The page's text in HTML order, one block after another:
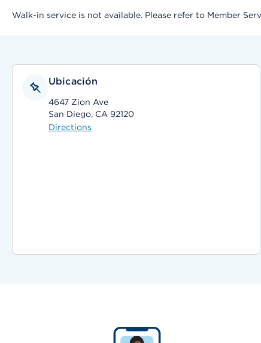
Walk-in service is not available. Please refer to Member
Ubicación
4647 Zion Ave
San Diego, CA 92120
Directions